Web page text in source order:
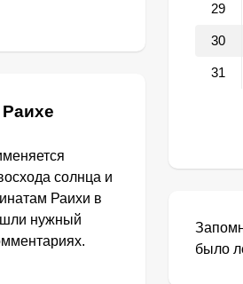
солнца и
Раихи в
нужный
29
30
31
было